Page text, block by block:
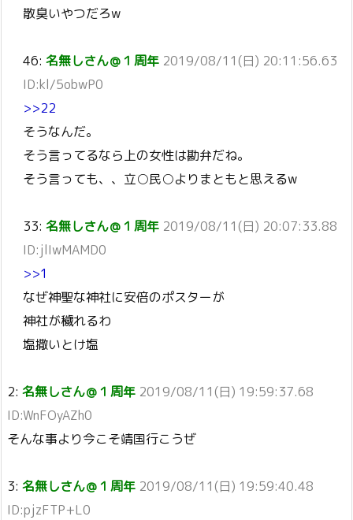
散臭いやつだろw
46: 名無しさん＠１周年 2019/08/11(日) 20:11:56.63
ID:kl/5obwP0
>>22
そうなんだ。
そう言ってるなら上の女性は勘弁だね。
そう言っても、、立○民○よりまともと思えるw
33: 名無しさん＠１周年 2019/08/11(日) 20:07:33.88
ID:jlIwMAMD0
>>1
なぜ神聖な神社に安倍のポスターが
神社が穢れるわ
塩撒いとけ塩
2: 名無しさん＠１周年 2019/08/11(日) 19:59:37.68
ID:WnFOyAZh0
そんな事より今こそ靖国行こうぜ
3: 名無しさん＠１周年 2019/08/11(日) 19:59:40.48
ID:pjzFTP+L0